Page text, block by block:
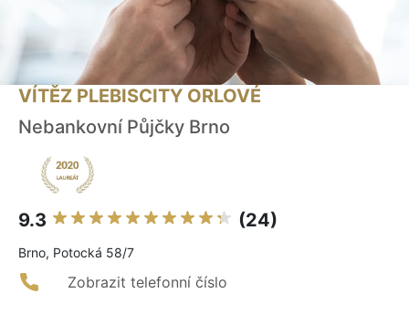
VÍTĚZ PLEBISCITY ORLOVÉ
Nebankovní Půjčky Brno
9.3 (24)
Brno, Potocká 58/7
Zobrazit telefonní číslo